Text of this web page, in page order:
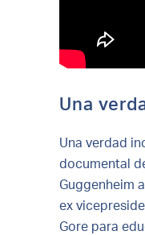
Una
Una verdad
documental
Guggenheim
ex
Gore para